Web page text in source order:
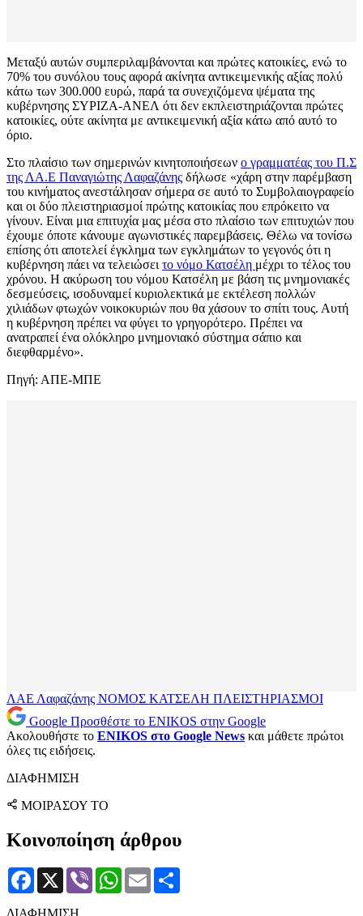
Μεταξύ αυτών συμπεριλαμβάνονται και πρώτες κατοικίες, ενώ το
70% του συνόλου τους αφορά ακίνητα αντικειμενικής αξίας πολύ
κάτω των 300.000 ευρώ, παρά τα συνεχιζόμενα ψέματα της
κυβέρνησης ΣΥΡΙΖΑ-ΑΝΕΛ ότι δεν εκπλειστηριάζονται πρώτες
κατοικίες, ούτε ακίνητα με αντικειμενική αξία κάτω από αυτό το
όριο.
Στο πλαίσιο των σημερινών κινητοποιήσεων ο γραμματέας του Π.Σ
της ΛΑ.Ε Παναγιώτης Λαφαζάνης δήλωσε «χάρη στην παρέμβαση
του κινήματος ανεστάλησαν σήμερα σε αυτό το Συμβολαιογραφείο
και οι δύο πλειστηριασμοί πρώτης κατοικίας που επρόκειτο να
γίνουν. Είναι μια επιτυχία μας μέσα στο πλαίσιο των επιτυχιών που
έχουμε όποτε κάνουμε αγωνιστικές παρεμβάσεις. Θέλω να τονίσω
επίσης ότι αποτελεί έγκλημα των εγκλημάτων το γεγονός ότι η
κυβέρνηση πάει να τελειώσει το νόμο Κατσέλη μέχρι το τέλος του
χρόνου. Η ακύρωση του νόμου Κατσέλη με βάση τις μνημονιακές
δεσμεύσεις, ισοδυναμεί κυριολεκτικά με εκτέλεση πολλών
χιλιάδων φτωχών νοικοκυριών που θα χάσουν το σπίτι τους. Αυτή
η κυβέρνηση πρέπει να φύγει το γρηγορότερο. Πρέπει να
ανατραπεί ένα ολόκληρο μνημονιακό σύστημα σάπιο και
διεφθαρμένο».
Πηγή: ΑΠΕ-ΜΠΕ
ΛΑΕ Λαφαζάνης ΝΟΜΟΣ ΚΑΤΣΕΛΗ ΠΛΕΙΣΤΗΡΙΑΣΜΟΙ
Google Προσθέστε το ENIKOS στην Google
Ακολουθήστε το ENIKOS στο Google News και μάθετε πρώτοι
όλες τις ειδήσεις.
ΔΙΑΦΗΜΙΣΗ
ΜΟΙΡΑΣΟΥ ΤΟ
Κοινοποίηση άρθρου
Facebook
X Viber WhatsApp
Email
ΔΙΑΦΗΜΙΣΗ